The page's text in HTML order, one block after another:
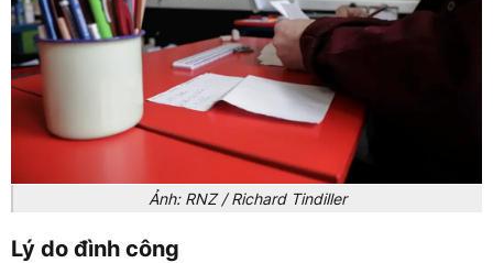
Ảnh: RNZ / Richard Tindiller
Lý do đình công